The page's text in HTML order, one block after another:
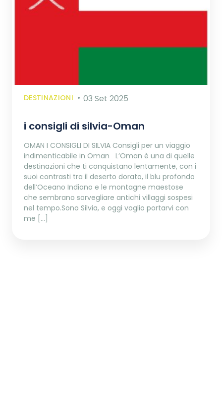
DESTINAZIONI 03 Set 2025
i consigli di silvia-Oman
OMAN I CONSIGLI DI SILVIA Consigli per un viaggio
indimenticabile in Oman L’Oman è una di quelle
destinazioni che ti conquistano lentamente, con i
suoi contrasti tra il deserto dorato, il blu profondo
dell’Oceano Indiano e le montagne maestose
che sembrano sorvegliare antichi villaggi sospesi
nel tempo.Sono Silvia, e oggi voglio portarvi con
me […]